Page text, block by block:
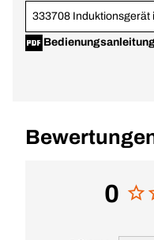
333708 Induktionsgerät
0